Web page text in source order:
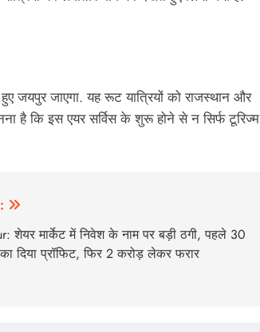
जयपुर जाएगा. यह रूट यात्रियों को राजस्थान और
​​है कि इस एयर सर्विस के शुरू होने से न सिर्फ टूरिज्म
शेयर मार्केट में निवेश के नाम पर बड़ी ठगी, पहले 30
दिया प्रॉफिट, फिर 2 करोड़ लेकर फरार